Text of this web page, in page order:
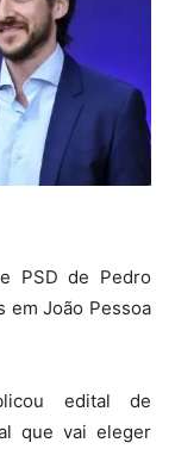
PSD de Pedro
em João Pessoa
edital de
que vai eleger